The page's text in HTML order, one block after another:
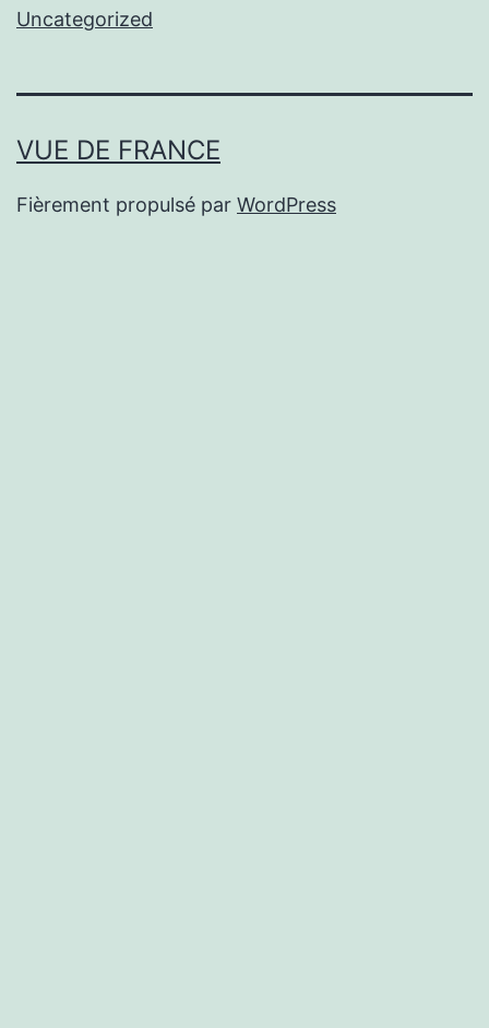
Uncategorized
VUE DE FRANCE
Fièrement propulsé par WordPress